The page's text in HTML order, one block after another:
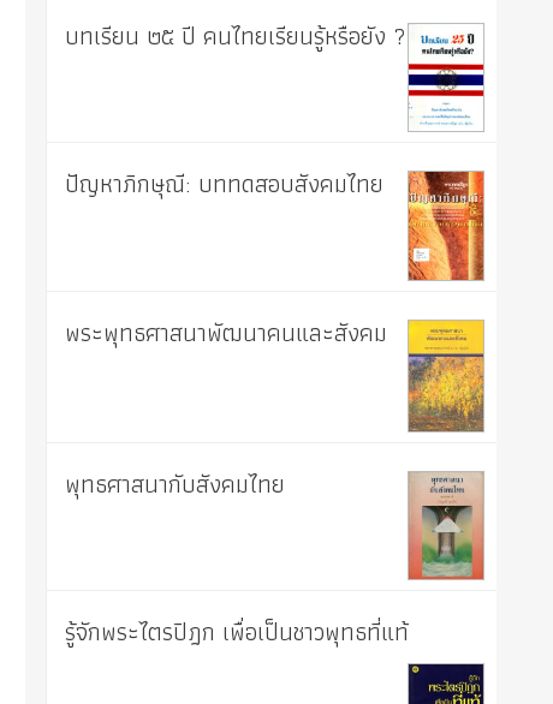
บทเรียน ๒๕ ปี คนไทยเรียนรู้หรือยัง ?
ปัญหาภิกษุณี: บททดสอบสังคมไทย
พระพุทธศาสนาพัฒนาคนและสังคม
พุทธศาสนากับสังคมไทย
รู้จักพระไตรปิฎก เพื่อเป็นชาวพุทธที่แท้